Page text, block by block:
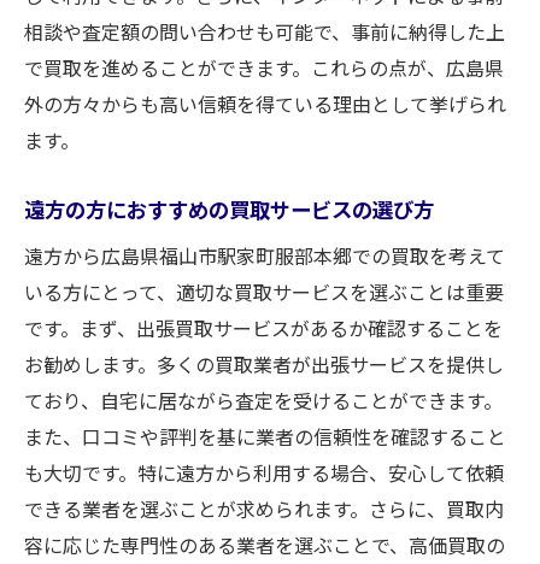
相談や査定額の問い合わせも可能で、事前に納得した上
で買取を進めることができます。これらの点が、広島県
外の方々からも高い信頼を得ている理由として挙げられ
ます。
遠方の方におすすめの買取サービスの選び方
遠方から広島県福山市駅家町服部本郷での買取を考えて
いる方にとって、適切な買取サービスを選ぶことは重要
です。まず、出張買取サービスがあるか確認することを
お勧めします。多くの買取業者が出張サービスを提供し
ており、自宅に居ながら査定を受けることができます。
また、口コミや評判を基に業者の信頼性を確認すること
も大切です。特に遠方から利用する場合、安心して依頼
できる業者を選ぶことが求められます。さらに、買取内
容に応じた専門性のある業者を選ぶことで、高価買取の